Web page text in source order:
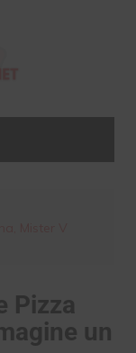
Pizza
un